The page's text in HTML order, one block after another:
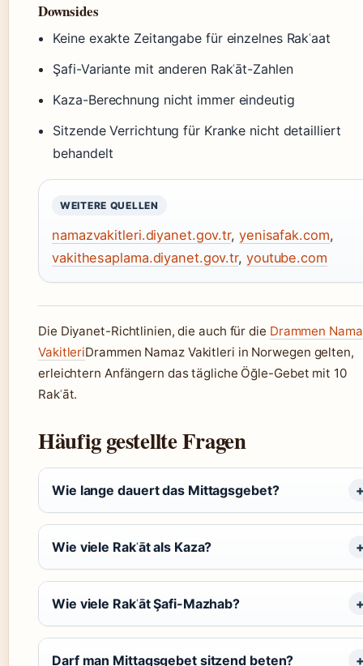
Downsides
Keine exakte Zeitangabe für einzelnes Rakʿaat
Şafi-Variante mit anderen Rakʿāt-Zahlen
Kaza-Berechnung nicht immer eindeutig
Sitzende Verrichtung für Kranke nicht detailliert
behandelt
WEITERE QUELLEN
namazvakitleri.diyanet.gov.tr, yenisafak.com,
vakithesaplama.diyanet.gov.tr, youtube.com
Die Diyanet-Richtlinien, die auch für die Drammen
VakitleriDrammen Namaz Vakitleri in Norwegen gelten,
erleichtern Anfängern das tägliche Öğle-Gebet mit 10
Rakʿāt.
Häufig gestellte Fragen
Wie lange dauert das Mittagsgebet?
Wie viele Rakʿāt als Kaza?
Wie viele Rakʿāt Şafi-Mazhab?
Darf man Mittagsgebet sitzend beten?